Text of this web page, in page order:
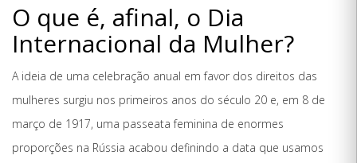
O que é, afinal, o Dia
Internacional da Mulher?
A ideia de uma celebração anual em favor dos direitos das
mulheres surgiu nos primeiros anos do século 20 e, em 8 de
março de 1917, uma passeata feminina de enormes
proporções na Rússia acabou definindo a data que usamos